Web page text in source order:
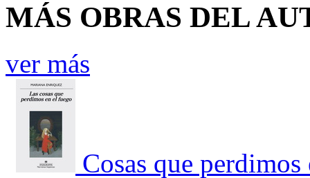
MÁS OBRAS DEL
ver más
Cosas que